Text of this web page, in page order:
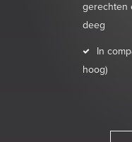
gerechten
deeg
In
hoog)